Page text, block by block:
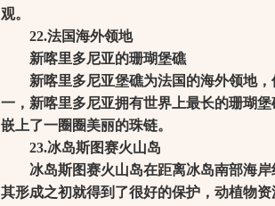
观。
22.法国海外领地
新喀里多尼亚的珊瑚堡礁
新喀里多尼亚堡礁为法国的海外领地，
一，新喀里多尼亚拥有世界上最长的珊瑚
嵌上了一圈圈美丽的珠链。
23.冰岛斯图赛火山岛
冰岛斯图赛火山岛在距离冰岛南部海岸
其形成之初就得到了很好的保护，动植物资